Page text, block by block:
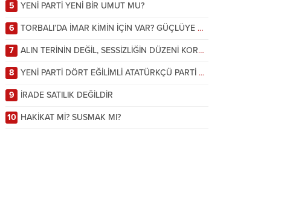
Ali ERTURAN
13 Mart 2022 00:18
Karabağlar İlçe Milli Eğitimde Neler
Oluyor?
5 YENİ PARTİ YENİ BİR UMUT MU?
6 TORBALI’DA İMAR KİMİN İÇİN VAR? GÜÇLÜYE Mİ, VATANDAŞA MI?
7 ALIN TERİNİN DEĞİL, SESSİZLİĞİN DÜZENİ KORUNUYOR!
8 YENİ PARTİ DÖRT EĞİLİMLİ ATATÜRKÇÜ PARTİ OLACAK
9 İRADE SATILIK DEĞİLDİR
10 HAKİKAT Mİ? SUSMAK MI?